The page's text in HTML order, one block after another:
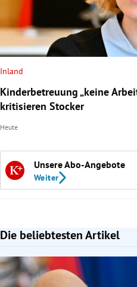
Inland
Kinderbetreuung „keine
kritisieren Stocker
Heute
Unsere Abo-Angebote
Weiter
Die beliebtesten Artikel
Slide 1 von 7